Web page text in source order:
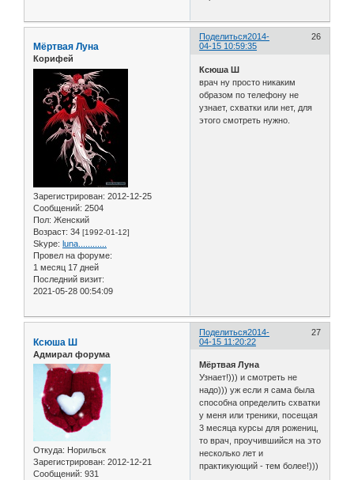
Поделиться 26
2014-
04-15 10:59:35
Мёртвая Луна
Корифей
Зарегистрирован: 2012-12-25
Сообщений: 2504
Пол: Женский
Возраст: 34 [1992-01-12]
Skype: luna............
Провел на форуме:
1 месяц 17 дней
Последний визит:
2021-05-28 00:54:09
Ксюша Ш
врач ну просто никаким
образом по телефону не
узнает, схватки или нет, для
этого смотреть нужно.
Поделиться 27
2014-
04-15 11:20:22
Ксюша Ш
Адмирал форума
Откуда: Норильск
Зарегистрирован: 2012-12-21
Сообщений: 931
Мёртвая Луна
Узнает!))) и смотреть не
надо))) уж если я сама была
способна определить схватки
у меня или треники, посещая
3 месяца курсы для рожениц,
то врач, проучившийся на это
несколько лет и
практикующий - тем более!)))